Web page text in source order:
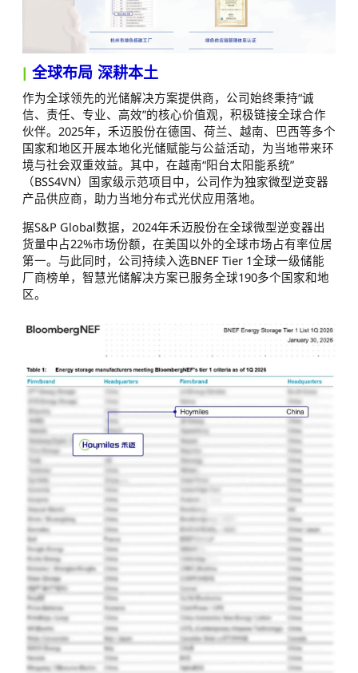
| 全球布局 深耕本土
作为全球领先的光储解决方案提供商，公司始终秉持“诚
信、责任、专业、高效”的核心价值观，积极链接全球合作
伙伴。2025年，禾迈股份在德国、荷兰、越南、巴西等多个
国家和地区开展本地化光储赋能与公益活动，为当地带来环
境与社会双重效益。其中，在越南“阳台太阳能系统”
（BSS4VN）国家级示范项目中，公司作为独家微型逆变器
产品供应商，助力当地分布式光伏应用落地。
据S&P Global数据，2024年禾迈股份在全球微型逆变器出
货量中占22%市场份额，在美国以外的全球市场占有率位居
第一。与此同时，公司持续入选BNEF Tier 1全球一级储能
厂商榜单，智慧光储解决方案已服务全球190多个国家和地
区。